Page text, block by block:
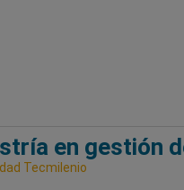
en gestión
Tecmilenio